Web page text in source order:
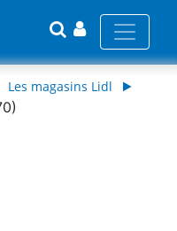
Les magasins Lidl